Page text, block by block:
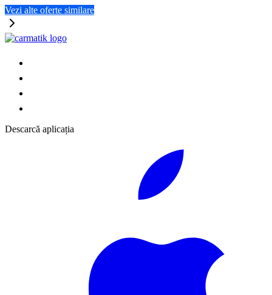
Vezi alte oferte similare
Descarcă aplicația